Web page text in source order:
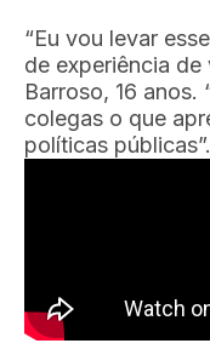
“Eu vou levar
de experiência de
Barroso, 16 anos.
colegas o que
políticas públicas”.